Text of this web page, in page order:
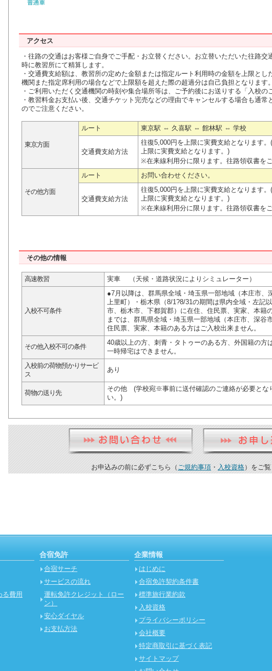
アクセス
・往路の交通はお客様ご自身でご手配・お立替ください。お立替いただいた往路
時に教習所にて精算します。
・交通費支給額は、教習所の定めた金額または指定ルート利用時の金額を上限とし
機関また指定席利用の場合などで上限額を超えた際の超過分は自己負担となります。
・ご利用いただく交通機関の時刻や集合場所等は、ご予約後にお送りする「入校の
・教習料金お支払い後、交通チケット完売などの理由でキャンセルする場合も通常
のでご注意ください。
東京方面
ルート 東京駅 ⇔ 久喜駅 ⇔ 館林駅 ⇔ 学校
交通費支給方法
往復5,000円を上限に実費支給となります
上限に実費支給となります。)
※在来線利用分に限ります。往路領収書をご
その他方面
ルート お問い合わせください。
交通費支給方法
往復5,000円を上限に実費支給となります
上限に実費支給となります。)
※在来線利用分に限ります。往路領収書をご
その他の情報
高速教習 実車 （天候・道路状況によりシミュレーター）
入校不可条件
●7月以降は、群馬県全域・埼玉県一部地域（本庄市、
上里町）・栃木県（8/1?8/31の期間は県内全域・左記
市、栃木市、下都賀郡）に在住、住民票、実家、本籍
までは、群馬県全域・埼玉県一部地域（本庄市、深谷
住民票、実家、本籍のある方はご入校出来ません。
その他入校不可の条件
40歳以上の方、刺青・タトゥーのある方、外国籍の方
一時帰宅はできません。
入校前の荷物預かりサービ
ス
あり
荷物の送り先
その他 (学校宛※事前に送付確認のご連絡が必要とな
い。)
お申込みの前に必ずこちら（ ご規約事項 ・ 入校資格）をご覧
る費用
合宿免許
合宿サーチ
サービスの流れ
運転免許クレジット（ロー
ン）
安心ダイヤル
お支払方法
企業情報
はじめに
合宿免許契約条件書
標準旅行業約款
入校資格
プライバシーポリシー
会社概要
特定商取引に基づく表記
サイトマップ